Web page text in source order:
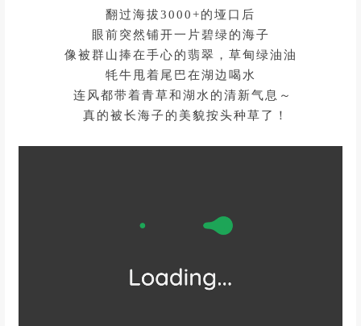
翻过海拔3000+的垭口后
眼前突然铺开一片碧绿的海子
像被群山捧在手心的翡翠，草甸绿油油
牦牛甩着尾巴在湖边喝水
真的被长海子的美貌按头种草了！